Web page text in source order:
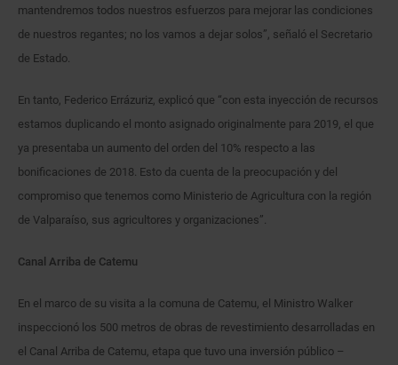
mantendremos todos nuestros esfuerzos para mejorar las condiciones
de nuestros regantes; no los vamos a dejar solos”, señaló el Secretario
de Estado.
En tanto, Federico Errázuriz, explicó que “con esta inyección de recursos
estamos duplicando el monto asignado originalmente para 2019, el que
ya presentaba un aumento del orden del 10% respecto a las
bonificaciones de 2018. Esto da cuenta de la preocupación y del
compromiso que tenemos como Ministerio de Agricultura con la región
de Valparaíso, sus agricultores y organizaciones”.
Canal Arriba de Catemu
En el marco de su visita a la comuna de Catemu, el Ministro Walker
inspeccionó los 500 metros de obras de revestimiento desarrolladas en
el Canal Arriba de Catemu, etapa que tuvo una inversión público –